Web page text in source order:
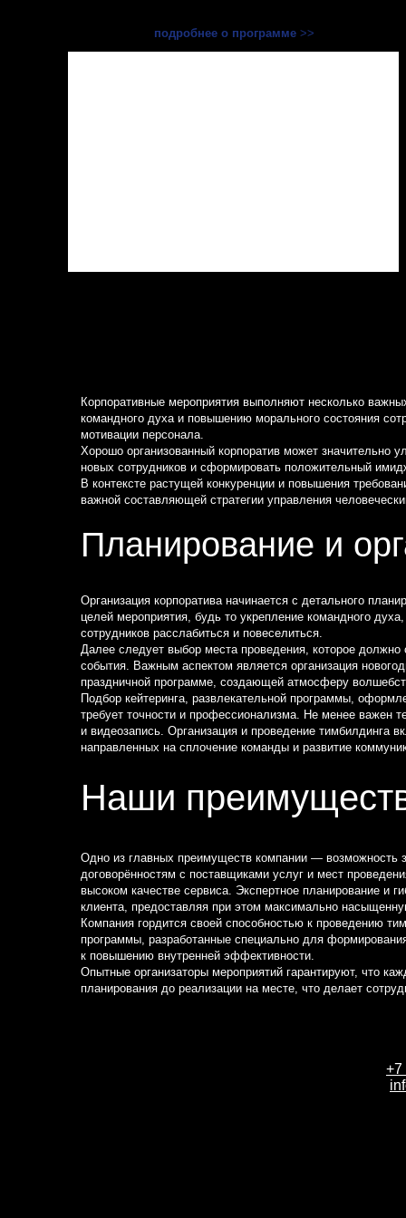
подробнее о программе>>
Корпоративные мероприятия выполняют несколько
командного духа и повышению морального состояния
мотивации персонала.
Хорошо организованный корпоратив может значительно
новых сотрудников и сформировать положительный
В контексте растущей конкуренции и повышения
важной составляющей стратегии управления
Планирование и
Организация корпоратива начинается с детального
целей мероприятия, будь то укрепление командного
сотрудников расслабиться и повеселиться.
Далее следует выбор места проведения, которое должно
события. Важным аспектом является организация
праздничной программе, создающей атмосферу
Подбор кейтеринга, развлекательной программы,
требует точности и профессионализма. Не менее важен
и видеозапись. Организация и проведение тимбилдинга
направленных на сплочение команды и развитие
Наши
Одно из главных преимуществ компании — возможность
договорённостям с поставщиками услуг и мест
высоком качестве сервиса. Экспертное планирование и
клиента, предоставляя при этом максимально
Компания гордится своей способностью к проведению
программы, разработанные специально для
к повышению внутренней эффективности.
Опытные организаторы мероприятий гарантируют, что
планирования до реализации на месте, что делает
+7